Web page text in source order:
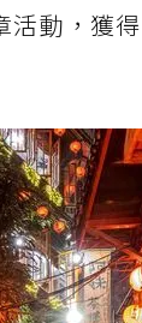
動，獲